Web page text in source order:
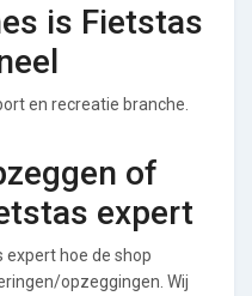
is Fietstas
en recreatie branche.
of
expert
expert hoe de shop
opzeggingen. Wij